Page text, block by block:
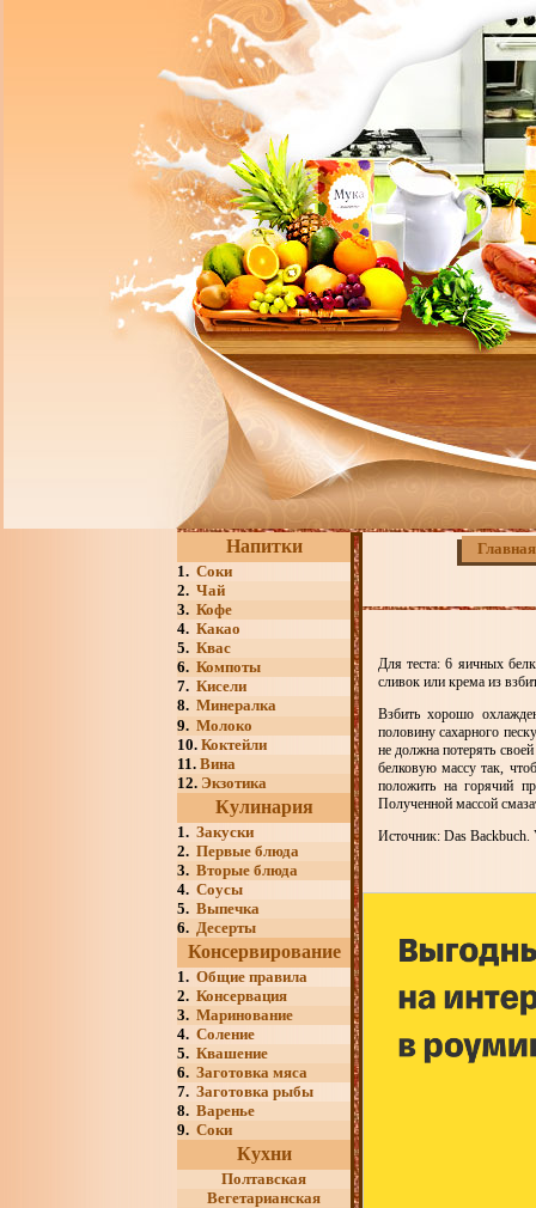
Напитки
1. Соки
2. Чай
3. Кофе
4. Какао
5. Квас
6. Компоты
7. Кисели
8. Минералка
9. Молоко
10. Коктейли
11. Вина
12. Экзотика
Кулинария
1. Закуски
2. Первые блюда
3. Вторые блюда
4. Соусы
5. Выпечка
6. Десерты
Консервирование
1. Общие правила
2. Консервация
3. Маринование
4. Соление
5. Квашение
6. Заготовка мяса
7. Заготовка рыбы
8. Варенье
9. Соки
Кухни
Полтавская
Вегетарианская
Главная
Для теста: 6 яичных
сливок или крема из
Взбить хорошо
половину сахарного
не должна потерять
белковую массу так,
положить на горячий
Полученной массой
Источник: Das Backbuch.